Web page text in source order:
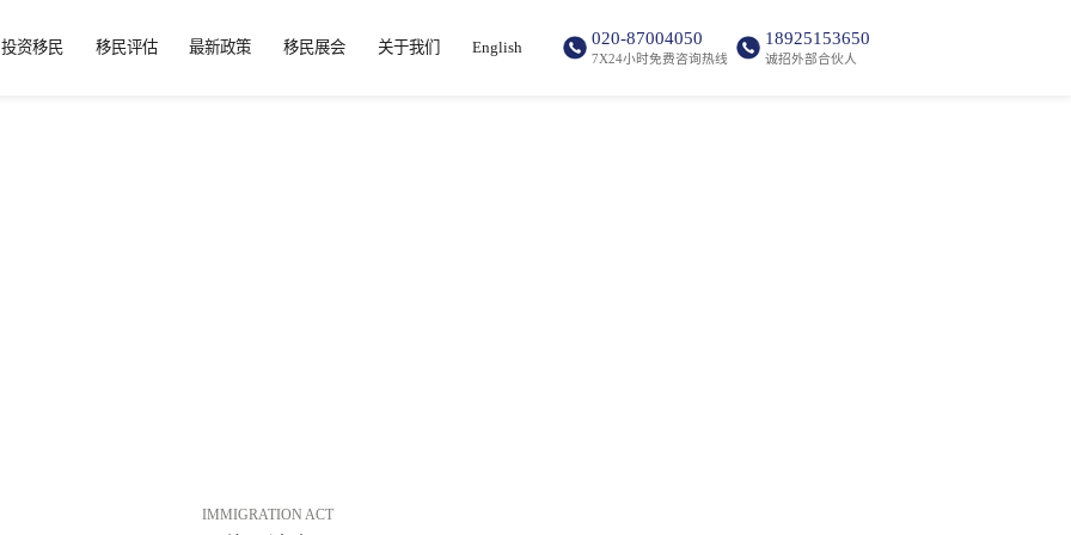
投资移民 移民评估 最新政策 移民展会 关于我们 English 020-87004050
7X24小时免费咨询热线
18925153650
诚招外部合伙人
IMMIGRATION ACT